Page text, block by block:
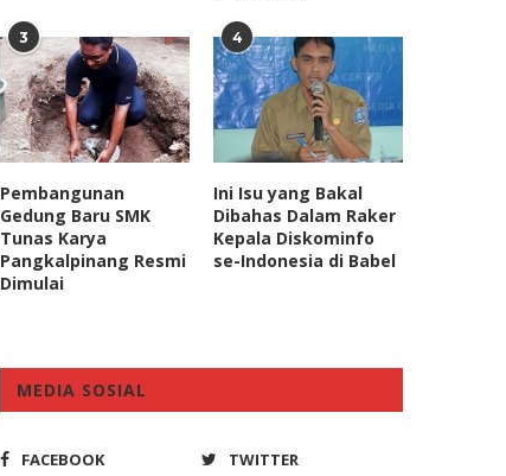
3
Pembangunan
Gedung Baru SMK
Tunas Karya
Pangkalpinang Resmi
Dimulai
4
Ini Isu yang Bakal
Dibahas Dalam Raker
Kepala Diskominfo
se-Indonesia di Babel
MEDIA SOSIAL
FACEBOOK
TWITTER